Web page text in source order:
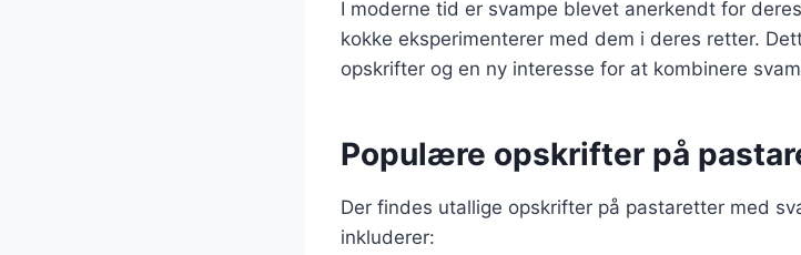
I moderne tid er svampe blevet anerkendt for
kokke eksperimenterer med dem i deres retter.
opskrifter og en ny interesse for at kombinere
Populære opskrifter på
Der findes utallige opskrifter på pastaretter med
inkluderer: